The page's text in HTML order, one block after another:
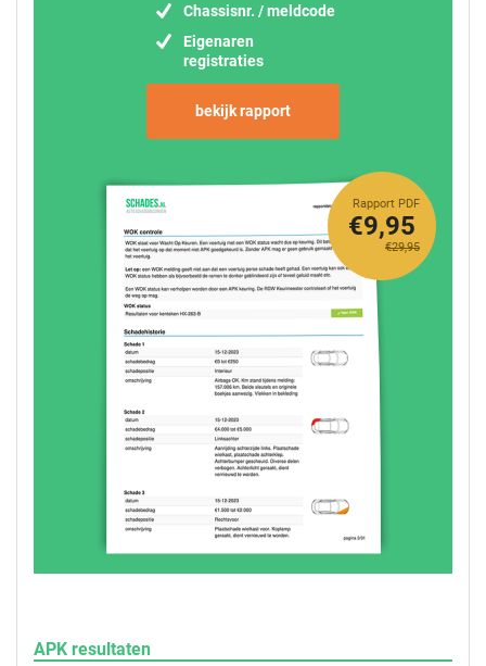
Chassisnr. / meldcode
Eigenaren
registraties
bekijk rapport
Rapport PDF
€29,95
€9,95
APK resultaten